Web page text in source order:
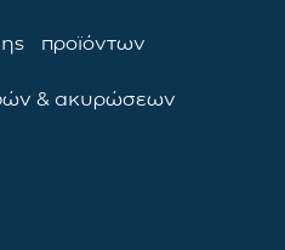
προϊόντων
& ακυρώσεων